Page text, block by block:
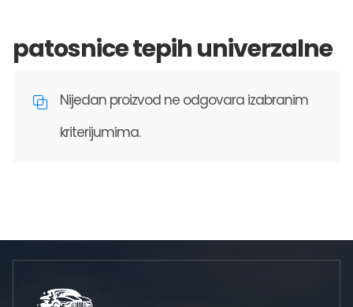
patosnice tepih univerzalne
Nijedan proizvod ne odgovara izabranim
kriterijumima.